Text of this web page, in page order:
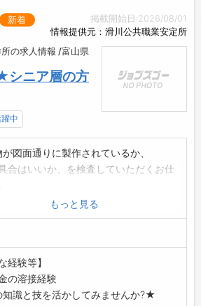
掲載開始日:2026/08/01
情報提供元：滑川公共職業安定所
新着
の求人情報 /富山県
ニア層の方
中
図面通りに製作されているか、
合はいいか、を検査していただくお仕
れた完成品が図面通りに作られているか
どで検査
は支給いたします。
ち仕事です。
容変更範囲:当社の就業規則に定める
もっと見る
経験等】
の溶接経験
知識と技を活かしてみませんか?★